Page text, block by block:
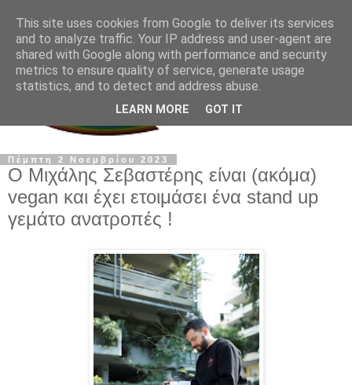
Πέμπτη 2 Νοεμβρίου 2023
Ο Μιχάλης Σεβαστέρης είναι (ακόμα)
vegan και έχει ετοιμάσει ένα stand up
γεμάτο ανατροπές !
This site uses cookies from Google to deliver its services
and to analyze traffic. Your IP address and user-agent are
shared with Google along with performance and security
metrics to ensure quality of service, generate usage
statistics, and to detect and address abuse.
LEARN MORE GOT IT